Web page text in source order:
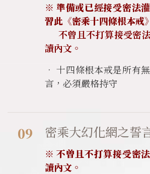
※ 準備或已經接受密法
習此《密乘十四條根本戒
不曾且不打算接受密
讀內文。
• 十四條根本戒是所有
言，必須嚴格持守
09 密乘大幻化網之誓
※ 不曾且不打算接受密
讀內文。